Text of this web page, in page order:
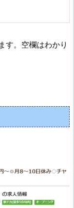
す。空欄はわかり